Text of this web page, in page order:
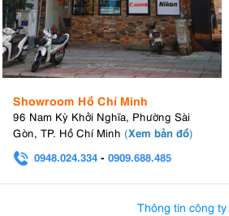
Showroom Hồ Chí Minh
96 Nam Kỳ Khởi Nghĩa, Phường Sài
Gòn, TP. Hồ Chí Minh (Xem bản đồ)
0948.024.334 - 0909.688.485
Thông tin công ty